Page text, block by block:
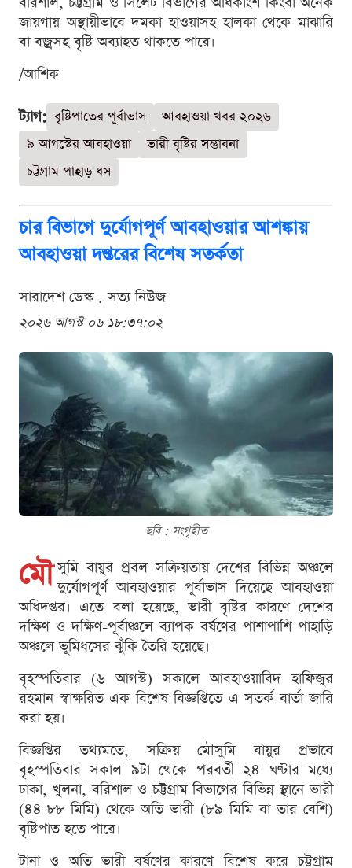
জায়গায় অস্থায়ীভাবে দমকা হাওয়াসহ হালকা থেকে মাঝারি
বা বজ্রসহ বৃষ্টি অব্যাহত থাকতে পারে।
/আশিক
ট্যাগ: বৃষ্টিপাতের পূর্বাভাস
আবহাওয়া খবর ২০২৬
৯ আগস্টের আবহাওয়া
ভারী বৃষ্টির সম্ভাবনা
চট্টগ্রাম পাহাড় ধস
চার বিভাগে দুর্যোগপূর্ণ আবহাওয়ার আশঙ্কায়
আবহাওয়া দপ্তরের বিশেষ সতর্কতা
সারাদেশ ডেস্ক . সত্য নিউজ
২০২৬ আগস্ট ০৬ ১৮:৩৭:০২
ছবি : সংগৃহীত
মৌ সুমি বায়ুর প্রবল সক্রিয়তায় দেশের বিভিন্ন অঞ্চলে
দুর্যোগপূর্ণ আবহাওয়ার পূর্বাভাস দিয়েছে আবহাওয়া
অধিদপ্তর। এতে বলা হয়েছে, ভারী বৃষ্টির কারণে দেশের
দক্ষিণ ও দক্ষিণ-পূর্বাঞ্চলে ব্যাপক বর্ষণের পাশাপাশি পাহাড়ি
অঞ্চলে ভূমিধসের ঝুঁকি তৈরি হয়েছে।
বৃহস্পতিবার (৬ আগস্ট) সকালে আবহাওয়াবিদ হাফিজুর
রহমান স্বাক্ষরিত এক বিশেষ বিজ্ঞপ্তিতে এ সতর্ক বার্তা জারি
করা হয়।
বিজ্ঞপ্তির তথ্যমতে, সক্রিয় মৌসুমি বায়ুর প্রভাবে
বৃহস্পতিবার সকাল ৯টা থেকে পরবর্তী ২৪ ঘণ্টার মধ্যে
ঢাকা, খুলনা, বরিশাল ও চট্টগ্রাম বিভাগের বিভিন্ন স্থানে ভারী
(৪৪-৮৮ মিমি) থেকে অতি ভারী (৮৯ মিমি বা তার বেশি)
বৃষ্টিপাত হতে পারে।
টানা ও অতি ভারী বর্ষণের কারণে বিশেষ করে চট্টগ্রাম